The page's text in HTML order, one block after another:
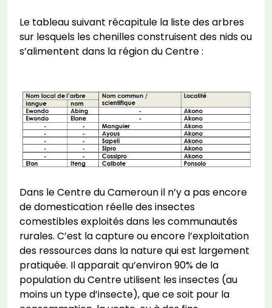
Le tableau suivant récapitule la liste des arbres
sur lesquels les chenilles construisent des nids ou
s’alimentent dans la région du Centre :
Dans le Centre du Cameroun il n’y a pas encore
de domestication réelle des insectes
comestibles exploités dans les communautés
rurales. C’est la capture ou encore l’exploitation
des ressources dans la nature qui est largement
pratiquée. Il apparait qu’environ 90% de la
population du Centre utilisent les insectes (au
moins un type d’insecte), que ce soit pour la